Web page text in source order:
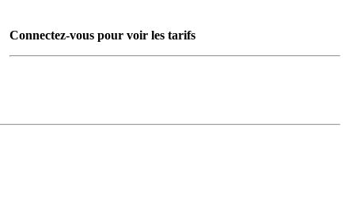
Connectez-vous pour voir les tarifs